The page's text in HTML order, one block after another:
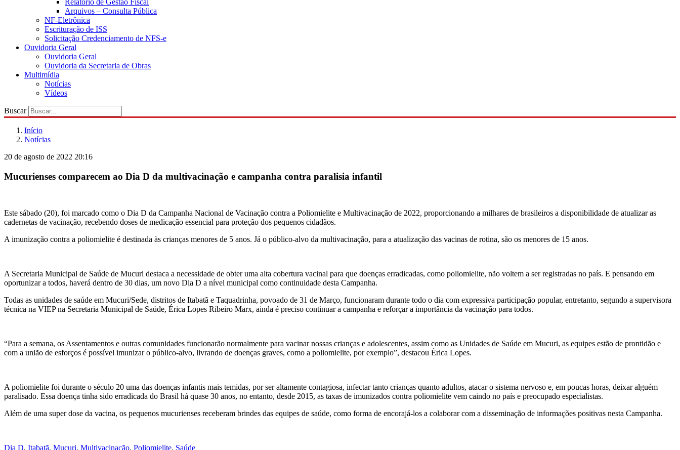
Relatório de Gestão Fiscal
Arquivos – Consulta Pública
NF-Eletrônica
Escrituração de ISS
Solicitação Credenciamento de NFS-e
Ouvidoria Geral
Ouvidoria Geral
Ouvidoria da Secretaria de Obras
Multimídia
Notícias
Vídeos
Buscar
Início
Notícias
20 de agosto de 2022 20:16
Mucurienses comparecem ao Dia D da multivacinação e campanha contra paralisia infantil
Este sábado (20), foi marcado como o Dia D da Campanha Nacional de Vacinação contra a Poliomielite e Multivacinação de 2022, proporcionando a milhares de brasileiros a disponibilidade de atualizar as
cadernetas de vacinação, recebendo doses de medicação essencial para proteção dos pequenos cidadãos.
A imunização contra a poliomielite é destinada às crianças menores de 5 anos. Já o público-alvo da multivacinação, para a atualização das vacinas de rotina, são os menores de 15 anos.
A Secretaria Municipal de Saúde de Mucuri destaca a necessidade de obter uma alta cobertura vacinal para que doenças erradicadas, como poliomielite, não voltem a ser registradas no país. E pensando em
oportunizar a todos, haverá dentro de 30 dias, um novo Dia D a nível municipal como continuidade desta Campanha.
Todas as unidades de saúde em Mucuri/Sede, distritos de Itabatã e Taquadrinha, povoado de 31 de Março, funcionaram durante todo o dia com expressiva participação popular, entretanto, segundo a supervisora
técnica na VIEP na Secretaria Municipal de Saúde, Érica Lopes Ribeiro Marx, ainda é preciso continuar a campanha e reforçar a importância da vacinação para todos.
“Para a semana, os Assentamentos e outras comunidades funcionarão normalmente para vacinar nossas crianças e adolescentes, assim como as Unidades de Saúde em Mucuri, as equipes estão de prontidão e
com a união de esforços é possível imunizar o público-alvo, livrando de doenças graves, como a poliomielite, por exemplo”, destacou Érica Lopes.
A poliomielite foi durante o século 20 uma das doenças infantis mais temidas, por ser altamente contagiosa, infectar tanto crianças quanto adultos, atacar o sistema nervoso e, em poucas horas, deixar alguém
paralisado. Essa doença tinha sido erradicada do Brasil há quase 30 anos, no entanto, desde 2015, as taxas de imunizados contra poliomielite vem caindo no país e preocupado especialistas.
Além de uma super dose da vacina, os pequenos mucurienses receberam brindes das equipes de saúde, como forma de encorajá-los a colaborar com a disseminação de informações positivas nesta Campanha.
Dia D, Itabatã, Mucuri, Multivacinação, Poliomielite, Saúde